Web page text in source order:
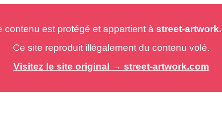
est protégé et appartient à street-
Ce site reproduit illégalement du contenu volé.
Visitez le site original → street-artwork.com